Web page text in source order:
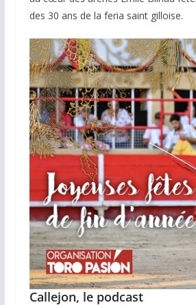
des 30 ans de la feria saint gilloise.
Callejon, le podcast